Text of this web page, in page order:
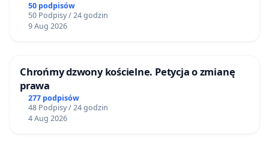
50 podpisów
50 Podpisy / 24 godzin
9 Aug 2026
Chrońmy dzwony kościelne. Petycja o zmianę
prawa
277 podpisów
48 Podpisy / 24 godzin
4 Aug 2026